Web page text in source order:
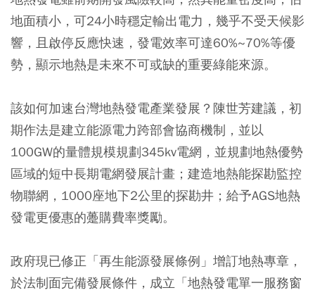
地面積小，可24小時穩定輸出電力，幾乎不受天候影
響，且啟停反應快速，發電效率可達60%~70%等優
勢，顯示地熱是未來不可或缺的重要綠能來源。
該如何加速台灣地熱發電產業發展？陳世芳建議，初
期作法是建立能源電力跨部會協商機制，並以
100GW的量體規模規劃345kv電網，並規劃地熱優勢
區域的短中長期電網發展計畫；建造地熱能探勘監控
物聯網，1000座地下2公里的探勘井；給予AGS地熱
發電更優惠的躉購費率獎勵。
政府現已修正「再生能源發展條例」增訂地熱專章，
於法制面完備發展條件，成立「地熱發電單一服務窗